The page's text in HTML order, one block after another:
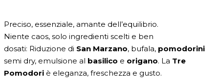
Preciso, essenziale, amante dell’equilibrio.
Niente caos, solo ingredienti scelti e ben
dosati: Riduzione di San Marzano, bufala, pomodorini
semi dry, emulsione al basilico e origano. La Tre
Pomodori è eleganza, freschezza e gusto.